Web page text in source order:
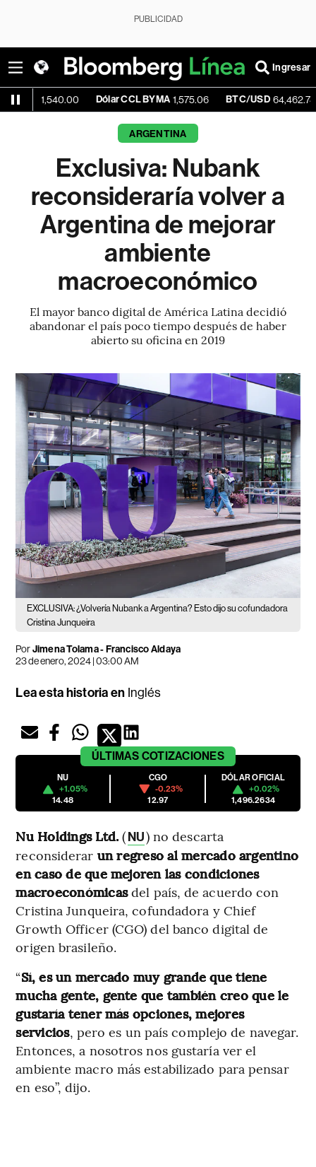
PUBLICIDAD
Ingresar
Dólar CCL BYMA 1,575.06 BTC/USD 64,462.74 -
ARGENTINA
Exclusiva: Nubank
reconsideraría volver a
Argentina de mejorar
ambiente
macroeconómico
El mayor banco digital de América Latina decidió
abandonar el país poco tiempo después de haber
abierto su oficina en 2019
EXCLUSIVA: ¿Volvería Nubank a Argentina? Esto dijo su cofundadora
Cristina Junqueira
PorJimena Tolama-Francisco Aldaya
23 de enero, 2024 | 03:00 AM
Lea esta historia en Inglés
ÚLTIMAS COTIZACIONES
NU
+1.05%
14.48
CGO
-0.23%
12.97
DÓLAR OFICIAL
+0.02%
1,496.2634
Nu Holdings Ltd.(NU) no descarta
reconsiderar un regreso al mercado argentino
en caso de que mejoren las condiciones
macroeconómicasdel país, de acuerdo con
Cristina Junqueira, cofundadora y Chief
Growth Officer (CGO) del banco digital de
origen brasileño.
“Sí, es un mercado muy grande que tiene
mucha gente, gente que también creo que le
gustaría tener más opciones, mejores
servicios, pero es un país complejo de navegar.
Entonces, a nosotros nos gustaría ver el
ambiente macro más estabilizado para pensar
en eso”, dijo.